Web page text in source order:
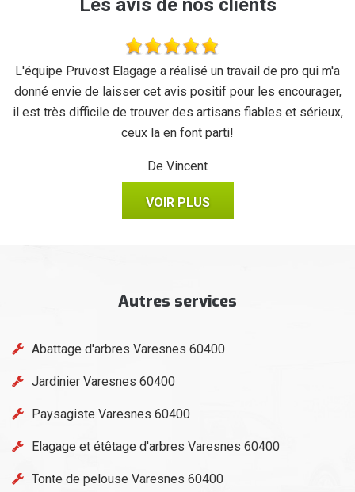
Les avis de nos clients
L'équipe Pruvost Elagage a réalisé un travail de pro qui m'a
donné envie de laisser cet avis positif pour les encourager,
il est très difficile de trouver des artisans fiables et sérieux,
ceux la en font parti!
De Vincent
VOIR PLUS
Autres services
Abattage d'arbres Varesnes 60400
Jardinier Varesnes 60400
Paysagiste Varesnes 60400
Elagage et étêtage d'arbres Varesnes 60400
Tonte de pelouse Varesnes 60400